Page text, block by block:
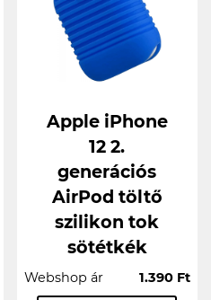
Apple iPhone
12 2.
generációs
AirPod töltő
szilikon tok
sötétkék
Webshop ár 1.390 Ft